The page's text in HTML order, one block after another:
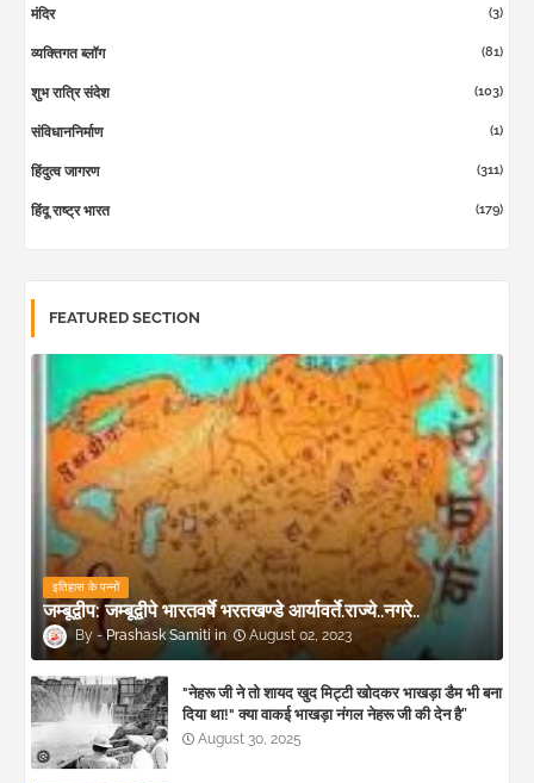
मंदिर (3)
व्यक्तिगत ब्लॉग (81)
शुभ रात्रि संदेश (103)
संविधाननिर्माण (1)
हिंदुत्व जागरण (311)
हिंदू राष्ट्र भारत (179)
FEATURED SECTION
इतिहास के पन्नों
जम्बूद्वीप: जम्बूद्वीपे भारतवर्षे भरतखण्डे आर्यावर्ते.राज्ये..नगरे..
Prashask Samiti August 02, 2023
"नेहरू जी ने तो शायद खुद मिट्टी खोदकर भाखड़ा डैम भी बना
दिया था!" क्या वाकई भाखड़ा नंगल नेहरू जी की देन है”
August 30, 2025